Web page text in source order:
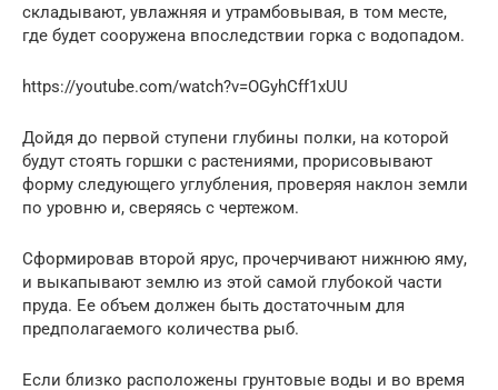
складывают, увлажняя и утрамбовывая, в том месте,
где будет сооружена впоследствии горка с водопадом.
https://youtube.com/watch?v=OGyhCff1xUU
Дойдя до первой ступени глубины полки, на которой
будут стоять горшки с растениями, прорисовывают
форму следующего углубления, проверяя наклон земли
по уровню и, сверяясь с чертежом.
Сформировав второй ярус, прочерчивают нижнюю яму,
и выкапывают землю из этой самой глубокой части
пруда. Ее объем должен быть достаточным для
предполагаемого количества рыб.
Если близко расположены грунтовые воды и во время